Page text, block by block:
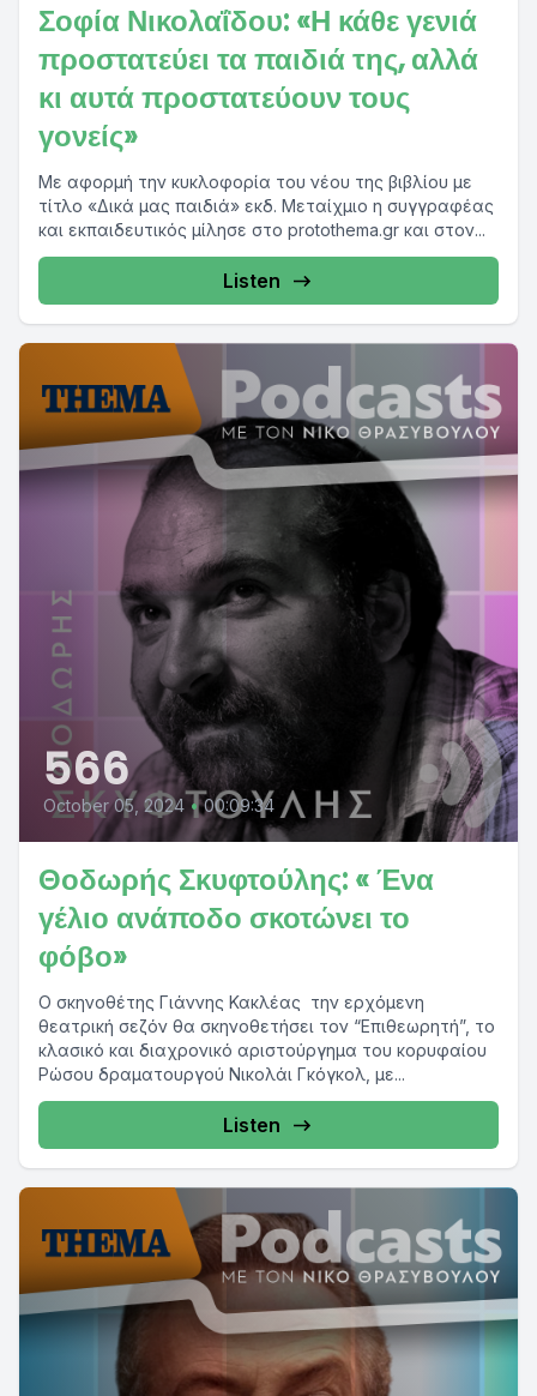
Σοφία Νικολαΐδου: «Η κάθε γενιά
προστατεύει τα παιδιά της, αλλά
κι αυτά προστατεύουν τους
γονείς»
Με αφορμή την κυκλοφορία του νέου της βιβλίου με
τίτλο «Δικά μας παιδιά» εκδ. Μεταίχμιο η συγγραφέας
και εκπαιδευτικός μίλησε στο protothema.gr και στον...
Listen
566
October 05, 2024 • 00:09:34
Θοδωρής Σκυφτούλης: « Ένα
γέλιο ανάποδο σκοτώνει το
φόβο»
Ο σκηνοθέτης Γιάννης Κακλέας την ερχόμενη
θεατρική σεζόν θα σκηνοθετήσει τον “Επιθεωρητή”, το
κλασικό και διαχρονικό αριστούργημα του κορυφαίου
Ρώσου δραματουργού Νικολάι Γκόγκολ, με...
Listen